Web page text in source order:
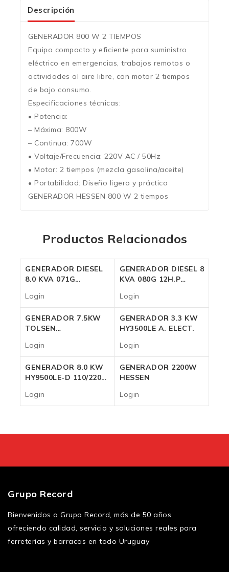
Descripción
GENERADOR 800 W 2 TIEMPOS
Equipo compacto y eficiente para suministro
eléctrico en emergencias, trabajos remotos o
actividades al aire libre, con motor 2 tiempos
de bajo consumo.
Especificaciones técnicas:
• Potencia:
– Máxima: 800W
– Continua: 700W
• Voltaje/Frecuencia: 220V AC / 50Hz
• Motor: 2 tiempos (mezcla gasolina/aceite)
• Portabilidad: Diseño ligero y práctico
GENERADOR HESSEN 800 W 2 tiempos
Productos Relacionados
GENERADOR DIESEL
8.0 KVA 071G
Login
GENERADOR DIESEL 8
KVA 080G 12H.P
Login
GENERADOR 7.5KW
TOLSEN
460CC
Login
GENERADOR 3.3 KW
HY3500LE A. ELECT.
Login
GENERADOR 8.0 KW
HY9500LE-D 110/220V
Login
GENERADOR 2200W
HESSEN
Login
Grupo Record
Bienvenidos a Grupo Record, más de 50 años
ofreciendo calidad, servicio y soluciones reales para
ferreterías y barracas en todo Uruguay